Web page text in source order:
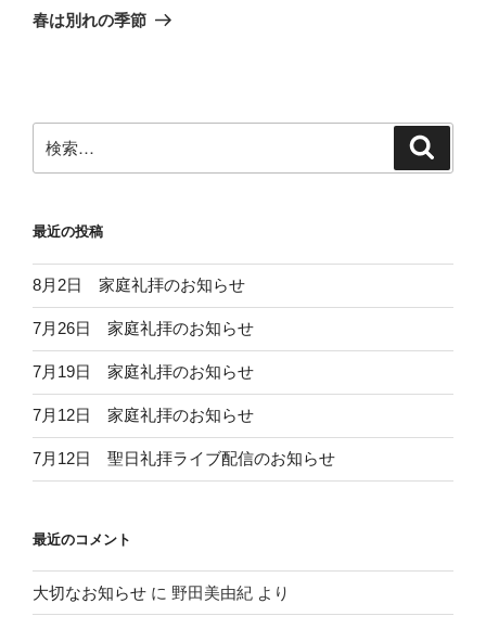
ゲ
ン
の
春は別れの季節
索:
最近の投稿
8月2日 家庭礼拝のお知らせ
7月26日 家庭礼拝のお知らせ
7月19日 家庭礼拝のお知らせ
7月12日 家庭礼拝のお知らせ
7月12日 聖日礼拝ライブ配信のお知らせ
最近のコメント
大切なお知らせ に 野田美由紀 より